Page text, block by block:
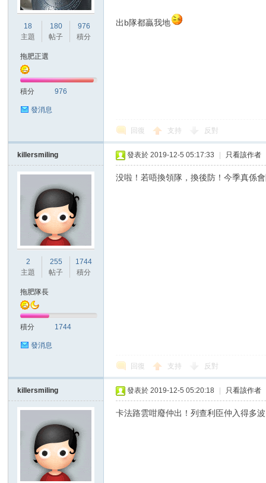
18
主題
180
帖子
976
積分
拖肥正選
積分 976
發消息
出b隊都贏我地
回復 支持 反對
killersmiling
2
主題
255
帖子
1744
積分
拖肥隊長
積分 1744
發消息
發表於 2019-12-5 05:17:33 只看該作者
没啦！若唔換領隊，換後防！今季真係
回復 支持 反對
killersmiling 發表於 2019-12-5 05:20:18 只看該作者
卡法路雲咁廢仲出！列查利臣仲入得多